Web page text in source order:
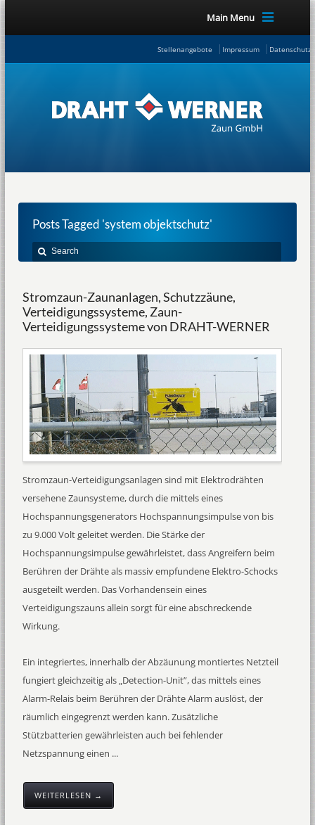
Main Menu
Stellenangebote Impressum
Posts Tagged 'system objektschutz'
Stromzaun-Zaunanlagen, Schutzzäune,
Verteidigungssysteme, Zaun-
Verteidigungssysteme von DRAHT-WERNER
Stromzaun-Verteidigungsanlagen sind mit Elektrodrähten
versehene Zaunsysteme, durch die mittels eines
Hochspannungsgenerators Hochspannungsimpulse von bis
zu 9.000 Volt geleitet werden. Die Stärke der
Hochspannungsimpulse gewährleistet, dass Angreifern beim
Berühren der Drähte als massiv empfundene Elektro-Schocks
ausgeteilt werden. Das Vorhandensein eines
Verteidigungszauns allein sorgt für eine abschreckende
Wirkung.
Ein integriertes, innerhalb der Abzäunung montiertes Netzteil
fungiert gleichzeitig als „Detection-Unit”, das mittels eines
Alarm-Relais beim Berühren der Drähte Alarm auslöst, der
räumlich eingegrenzt werden kann. Zusätzliche
Stützbatterien gewährleisten auch bei fehlender
Netzspannung einen ...
WEITERLESEN →